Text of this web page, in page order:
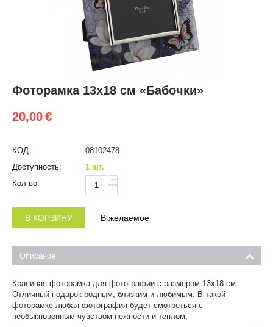
Фоторамка 13х18 см «Бабочки»
20,00€
КОД:
08102478
Доступность:
1 шт.
Кол-во:
+
−
В КОРЗИНУ В желаемое
Описание
Красивая фоторамка для фотографии с размером 13x18 см.
Отличный подарок родным, близким и любимым. В такой
фоторамке любая фотография будет смотреться с
необыкновенным чувством нежности и теплом.